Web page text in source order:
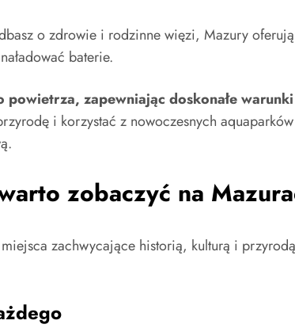
o zdrowie i rodzinne więzi, Mazury
baterie.
zapewniając doskonałe
i korzystać z nowoczesnych
zobaczyć na
zachwycające historią, kulturą i